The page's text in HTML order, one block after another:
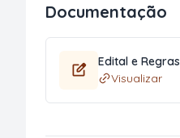
Documentação
Edital e Regras
Visualizar